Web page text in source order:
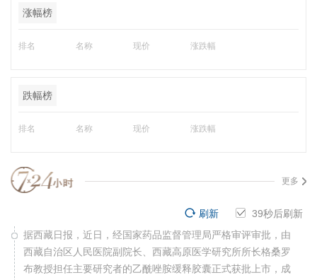
涨幅榜
排名 名称 现价 涨跌幅
跌幅榜
排名 名称 现价 涨跌幅
更多
38秒后刷新
刷新
据西藏日报，近日，经国家药品监督管理局严格审评审批，由
西藏自治区人民医院副院长、西藏高原医学研究所所长格桑罗
布教授担任主要研究者的乙酰唑胺缓释胶囊正式获批上市，成